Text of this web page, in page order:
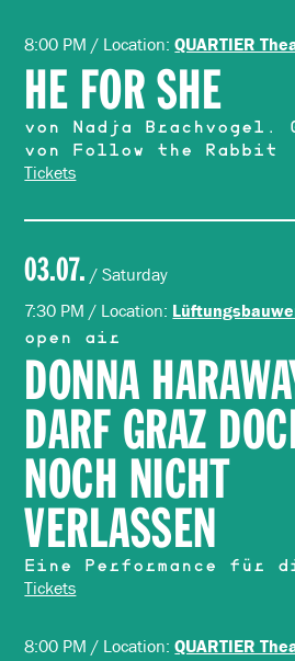
8:00 PM / Location:QUARTIER
HE FOR SHE
von Nadja Brachvogel.
von Follow the Rabbit
Tickets
03.07. / Saturday
7:30 PM / Location:
open air
DONNA
DARF GRAZ
NOCH NICHT
VERLASSEN
Eine Performance für
Tickets
8:00 PM / Location:QUARTIER